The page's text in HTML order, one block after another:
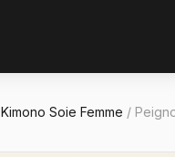
Kimono Soie Femme /